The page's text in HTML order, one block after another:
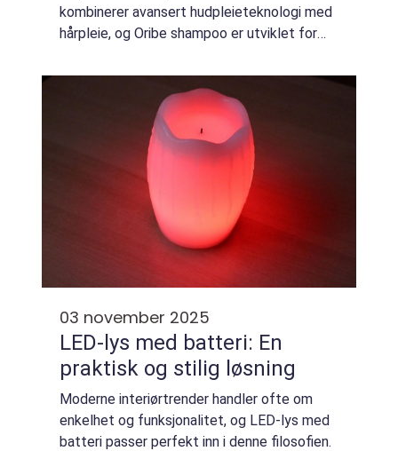
kombinerer avansert hudpleieteknologi med
hårpleie, og Oribe shampoo er utviklet for
Produktene legger vekt på glans,
03 november 2025
LED-lys med batteri: En
praktisk og stilig løsning
Moderne interiørtrender handler ofte om
enkelhet og funksjonalitet, og LED-lys med
batteri passer perfekt inn i denne filosofien.